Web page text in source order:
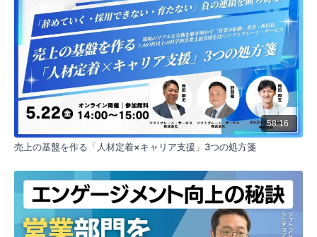
この動画では、個人や組織が成果を出すためのプロセスにつ
いて解説しています。成果を出すためには、まず気づきを得
て、思考を変え、行動に移すことが重要です。組織の中で
は、262の法則に基づいて、ビジターレベルから現状維持レ
ベル、自己成長レベルへと段階的に成長していくことが求め
られます。そのために、質問による気づきの促進、行動のハ
ードルを下げるための分解、適切な目標設定などの工夫が必
要だと説明しています。
5つの主要なポイント:
成果を出すためには、まず気づきを得ることが重要で
す。そこから思考が変わり、行動に移すことで成果に
つながります。しかし、知識を得ただけでは不十分
で、思考した内容を実際の行動に移すことが大切で
す。学びを行動実践につなげることが、成果を出すプ
58:16
売上の基盤を作る「人材定着×キャリア支援」3つの処方箋